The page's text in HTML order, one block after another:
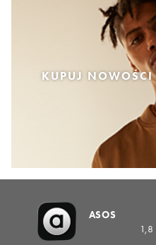
KUPUJ
ASOS
1,8